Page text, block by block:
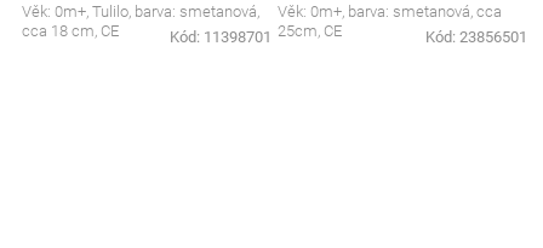
Věk: 0m+, Tulilo, barva: smetanová,
cca 18 cm, CE
Kód: 11398701
Věk: 0m+, barva: smetanová, cca
25cm, CE
Kód: 23856501